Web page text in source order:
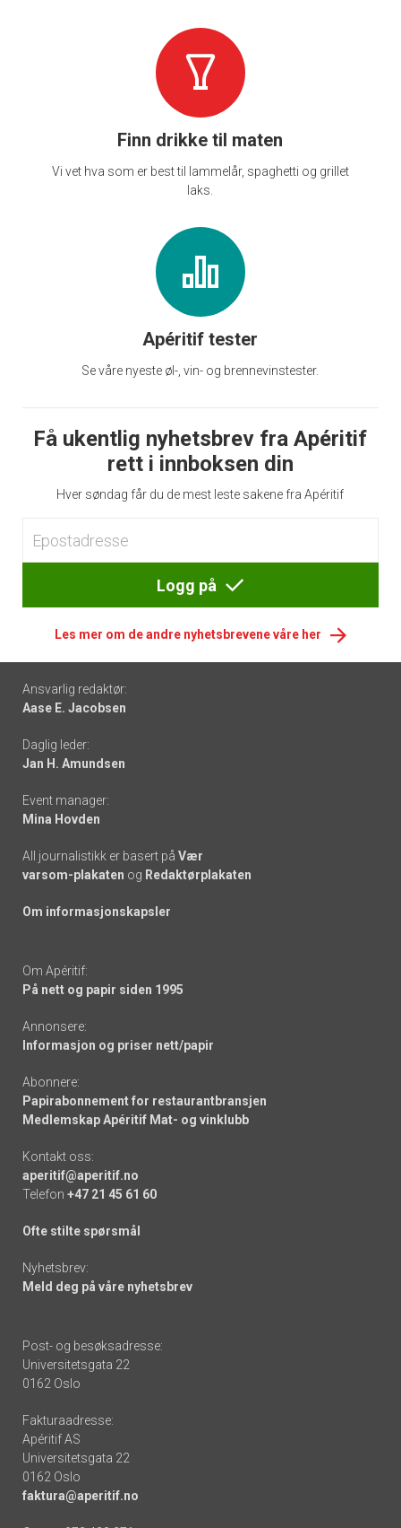
Finn drikke til maten
Vi vet hva som er best til lammelår, spaghetti og grillet
laks.
Apéritif tester
Se våre nyeste øl-, vin- og brennevinstester.
Få ukentlig nyhetsbrev fra Apéritif
rett i innboksen din
Hver søndag får du de mest leste sakene fra Apéritif
Logg på
Les mer om de andre nyhetsbrevene våre her
Footer
-
links
Ansvarlig redaktør:
Aase E. Jacobsen
Daglig leder:
Jan H. Amundsen
Event manager:
Mina Hovden
All journalistikk er basert på Vær
varsom-plakaten og Redaktørplakaten
Om informasjonskapsler
Om Apéritif:
På nett og papir siden 1995
Annonsere:
Informasjon og priser nett/papir
Abonnere:
Papirabonnement for restaurantbransjen
Medlemskap Apéritif Mat- og vinklubb
Kontakt oss:
aperitif@aperitif.no
Telefon +47 21 45 61 60
Ofte stilte spørsmål
Nyhetsbrev:
Meld deg på våre nyhetsbrev
Post- og besøksadresse:
Universitetsgata 22
0162 Oslo
Fakturaadresse:
Apéritif AS
Universitetsgata 22
0162 Oslo
faktura@aperitif.no